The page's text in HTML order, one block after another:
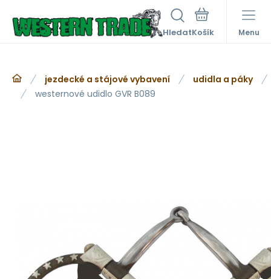
Hledat Menu
jezdecké a stájové vybavení
udidla a páky
westernové udidlo GVR B089